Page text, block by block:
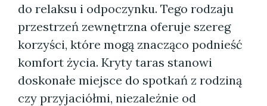
do relaksu i odpoczynku. Tego rodzaju
przestrzeń zewnętrzna oferuje szereg
korzyści, które mogą znacząco podnieść
komfort życia. Kryty taras stanowi
doskonałe miejsce do spotkań z rodziną
czy przyjaciółmi, niezależnie od